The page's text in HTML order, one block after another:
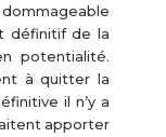
définitif de la
potentialité.
à quitter la
il n’y a
apporter